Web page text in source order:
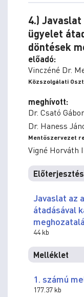
4.)
ügyelet
döntések
előadó:
Vinczéné Dr.
Közszolgálati
meghívott:
Dr. Csató Gábor
Dr. Haness
Mentőszervezet
Vigné Horváth
Előterjesztés
Javaslat az
átadásával
44 kb
Melléklet
1. számú
177.37 kb